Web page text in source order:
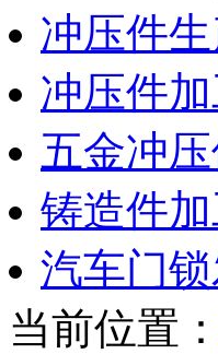
冲压件
冲压件
五金冲
铸造件
汽车门
当前位置：